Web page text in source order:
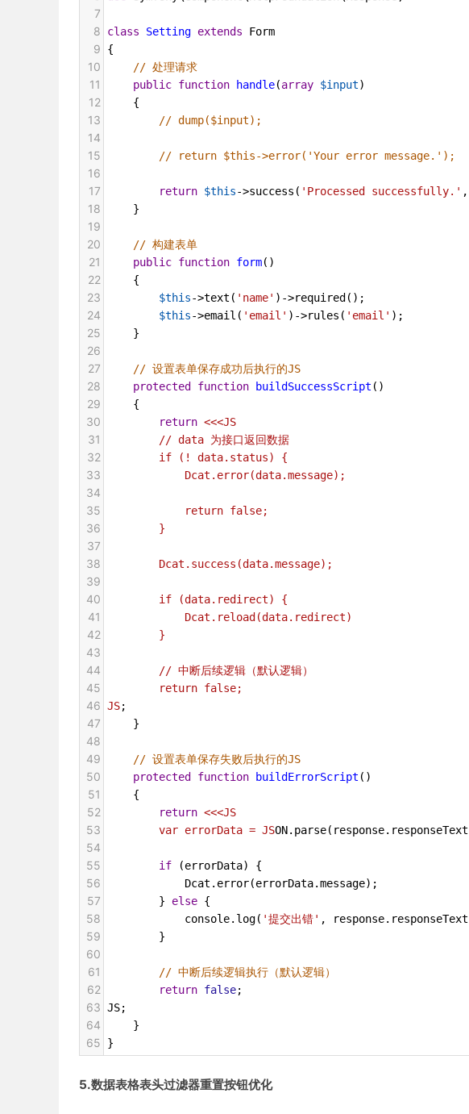
7
8
class Setting extends Form
9 {
10 // 处理请求
11 public function handle(array $input)
12
    {
13 // dump($input);
14
15
// return $this->error('Your error message.');
16
17
return $this->success ( 'Processed successfully.' ,
18
    }
19
20
// 构建表单
21 public function form()
22
    {
23 $this->text ( 'name' ) ->required ();
24 $this->email ( 'email' ) ->rules ( 'email' );
25
    }
26
27
// 设置表单保存成功后执行的JS
28 protected function buildSuccessScript ()
29
    {
30 return <<<JS
31 // data 为接口返回数据
32 if (! data.status) {
33 Dcat.error(data.message);
34
35
return false;
36 }
37
38
Dcat.success(data.message);
39
40
if (data.redirect) {
41 Dcat.reload(data.redirect)
42 }
43
44
// 中断后续逻辑（默认逻辑）
45 return false;
46 JS;
47
    }
48
49
// 设置表单保存失败后执行的JS
50 protected function buildErrorScript ()
51
    {
52 return <<<JS
53 var errorData = JSON. parse( response. responseText
54
55
if (errorData) {
56 Dcat . error(errorData.message);
57
        }
else {
58 console. log( '提交出错' , response. responseText
59
        }
60
61
// 中断后续逻辑执行（默认逻辑）
62 return false;
63 JS;
64
    }
65 }
5.数据表格表头过滤器重置按钮优化